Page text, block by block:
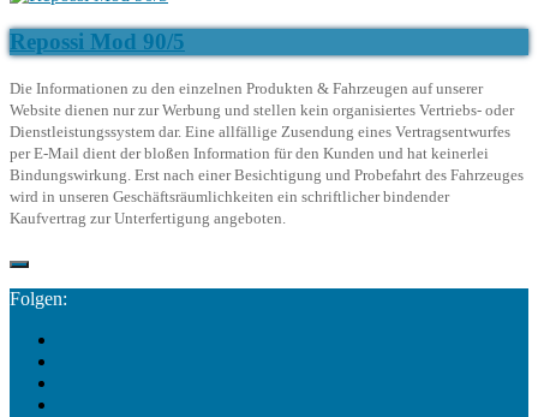
Repossi Mod 90/5
Die Informationen zu den einzelnen Produkten & Fahrzeugen auf unserer
Website dienen nur zur Werbung und stellen kein organisiertes Vertriebs- oder
Dienstleistungssystem dar. Eine allfällige Zusendung eines Vertragsentwurfes
per E-Mail dient der bloßen Information für den Kunden und hat keinerlei
Bindungswirkung. Erst nach einer Besichtigung und Probefahrt des Fahrzeuges
wird in unseren Geschäftsräumlichkeiten ein schriftlicher bindender
Kaufvertrag zur Unterfertigung angeboten.
Folgen: